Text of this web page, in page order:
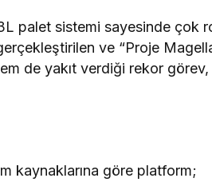
palet sistemi sayesinde çok
ve “Proje
de yakıt verdiği rekor görev,
kaynaklarına göre platform;